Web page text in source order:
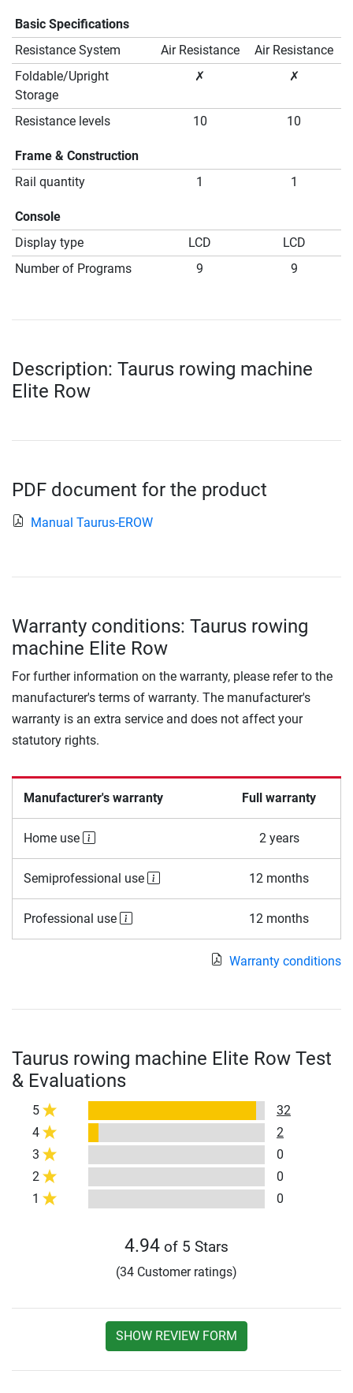
Basic Specifications
Resistance System
Air Resistance
Air Resistance
Foldable/Upright
Storage
✗ ✗
Resistance levels 10 10
Frame & Construction
Rail quantity
1 1
Console
Display type
LCD
LCD
Number of Programs
9 9
Description: Taurus rowing machine
Elite Row
PDF document for the product
Manual Taurus-EROW
Warranty conditions: Taurus rowing
machine Elite Row
For further information on the warranty, please refer to the
manufacturer's terms of warranty. The manufacturer's
warranty is an extra service and does not affect your
statutory rights.
Manufacturer's warranty Full warranty
Home use 2 years
Semiprofessional use 12 months
Professional use 12 months
Warranty conditions
Taurus rowing machine Elite Row Test
& Evaluations
5
32
4
2
3
0
2
0
1
0
4.94 of 5 Stars
(34 Customer ratings)
SHOW REVIEW FORM